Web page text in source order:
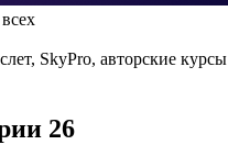
SkyPro, авторские
26